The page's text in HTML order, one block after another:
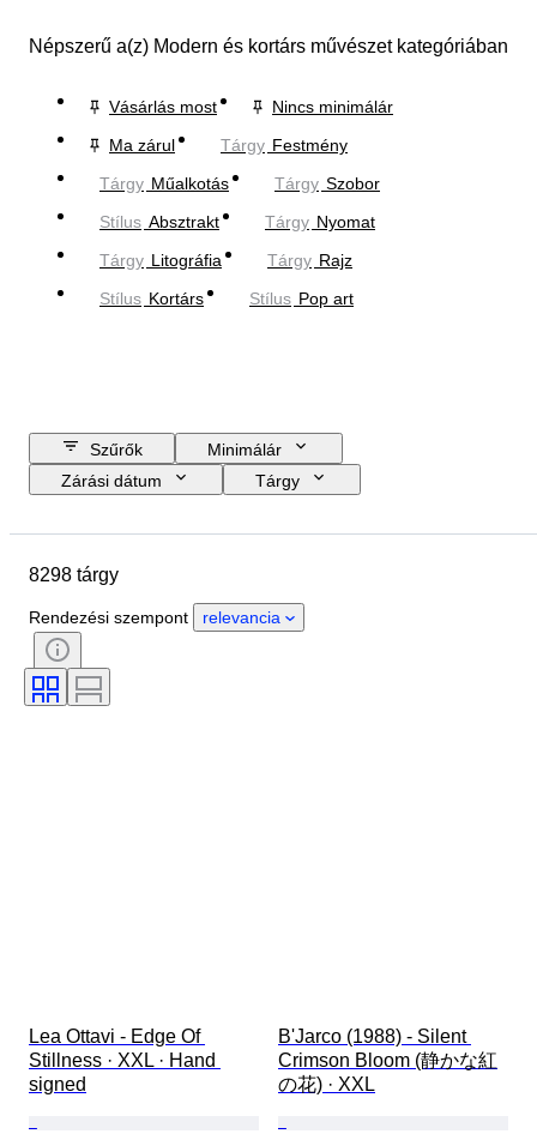
Népszerű a(z) Modern és kortárs művészet kategóriában
Vásárlás most
Nincs minimálár
Ma zárul
Tárgy Festmény
Tárgy Műalkotás Tárgy Szobor
Stílus Absztrakt Tárgy Nyomat
Tárgy Litográfia Tárgy Rajz
Stílus Kortárs Stílus Pop art
Szűrők
Minimálár
Zárási dátum
Tárgy
Téma
Eladta
8298 tárgy
Rendezési szempont relevancia
Lea Ottavi - Edge Of
Stillness · XXL · Hand
signed
B'Jarco (1988) - Silent
Crimson Bloom (静かな紅
の花) · XXL